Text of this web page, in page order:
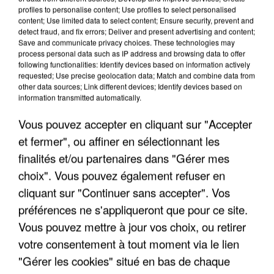
Taille maximum : 500 caractères
Votre CV
L'upload de fichier est limité à 2Mo pour les images et PDF et 5Mo pour les
Votre lettre de motivation
L'upload de fichier est limité à 2Mo pour les images et PDF et 5Mo pour les
audios.
profiles to personalise content; Use profiles to select personalised
content; Use limited data to select content; Ensure security, prevent and
detect fraud, and fix errors; Deliver and present advertising and content;
Save and communicate privacy choices. These technologies may
process personal data such as IP address and browsing data to offer
following functionalities: Identify devices based on information actively
requested; Use precise geolocation data; Match and combine data from
other data sources; Link different devices; Identify devices based on
information transmitted automatically.
Vous pouvez accepter en cliquant sur "Accepter
et fermer", ou affiner en sélectionnant les
finalités et/ou partenaires dans "Gérer mes
choix". Vous pouvez également refuser en
cliquant sur "Continuer sans accepter". Vos
préférences ne s'appliqueront que pour ce site.
Vous pouvez mettre à jour vos choix, ou retirer
votre consentement à tout moment via le lien
"Gérer les cookies" situé en bas de chaque